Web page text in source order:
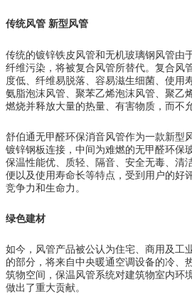
传统风管 新型风管
传统的镀锌铁皮风管和无机玻璃钢风管由
纤维污染，将被复合风管所替代。复合风
度低、纤维易脱落、容易滋生细菌、使用
氨脂泡沫风管、聚苯乙烯泡沫风管、聚乙
燃烧并释放大量的热量、有害物质，而不
舒伯通无甲醛环保消音风管作为一款新型
镀锌钢板连接，中间为难燃的无甲醛环保
保温性能优、质轻、隔音、安全无毒、清
便以及使用寿命长等特点，受到用户的好
竞争力和生命力。
绿色建材
如今，风管产品被公认为住宅、商用及工
的部分，将来自中央暖通空调设备的冷、
筑物空间，保温风管系统对建筑物室内环
做出了重大贡献。